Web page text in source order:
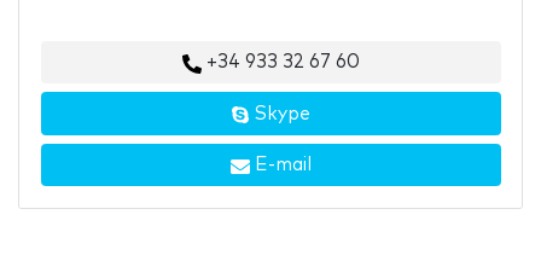
+34 933 32 67 60
Skype
E-mail